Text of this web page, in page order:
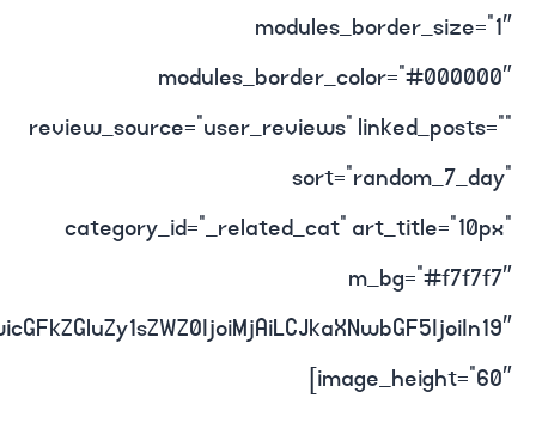
modules_border_size=”1″
modules_border_color=”#000000″
review_source=”user_reviews” linked_posts=””
sort=”random_7_day”
category_id=”_related_cat” art_title=”10px”
m_bg=”#f7f7f7″
image_height=”60″]